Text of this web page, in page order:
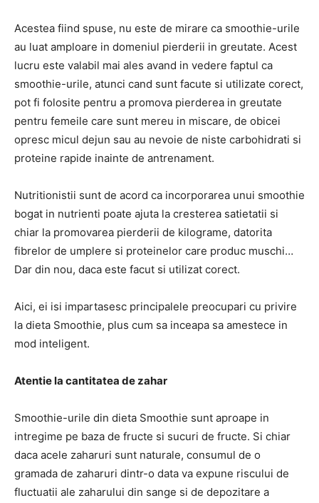
Acestea fiind spuse, nu este de mirare ca smoothie-urile
au luat amploare in domeniul pierderii in greutate. Acest
lucru este valabil mai ales avand in vedere faptul ca
smoothie-urile, atunci cand sunt facute si utilizate corect,
pot fi folosite pentru a promova pierderea in greutate
pentru femeile care sunt mereu in miscare, de obicei
opresc micul dejun sau au nevoie de niste carbohidrati si
proteine ​​rapide inainte de antrenament.
Nutritionistii sunt de acord ca incorporarea unui smoothie
bogat in nutrienti poate ajuta la cresterea satietatii si
chiar la promovarea pierderii de kilograme, datorita
fibrelor de umplere si proteinelor care produc muschi…
Dar din nou, daca este facut si utilizat corect.
Aici, ei isi impartasesc principalele preocupari cu privire
la dieta Smoothie, plus cum sa inceapa sa amestece in
mod inteligent.
Atentie la cantitatea de zahar
Smoothie-urile din dieta Smoothie sunt aproape in
intregime pe baza de fructe si sucuri de fructe. Si chiar
daca acele zaharuri sunt naturale, consumul de o
gramada de zaharuri dintr-o data va expune riscului de
fluctuatii ale zaharului din sange si de depozitare a